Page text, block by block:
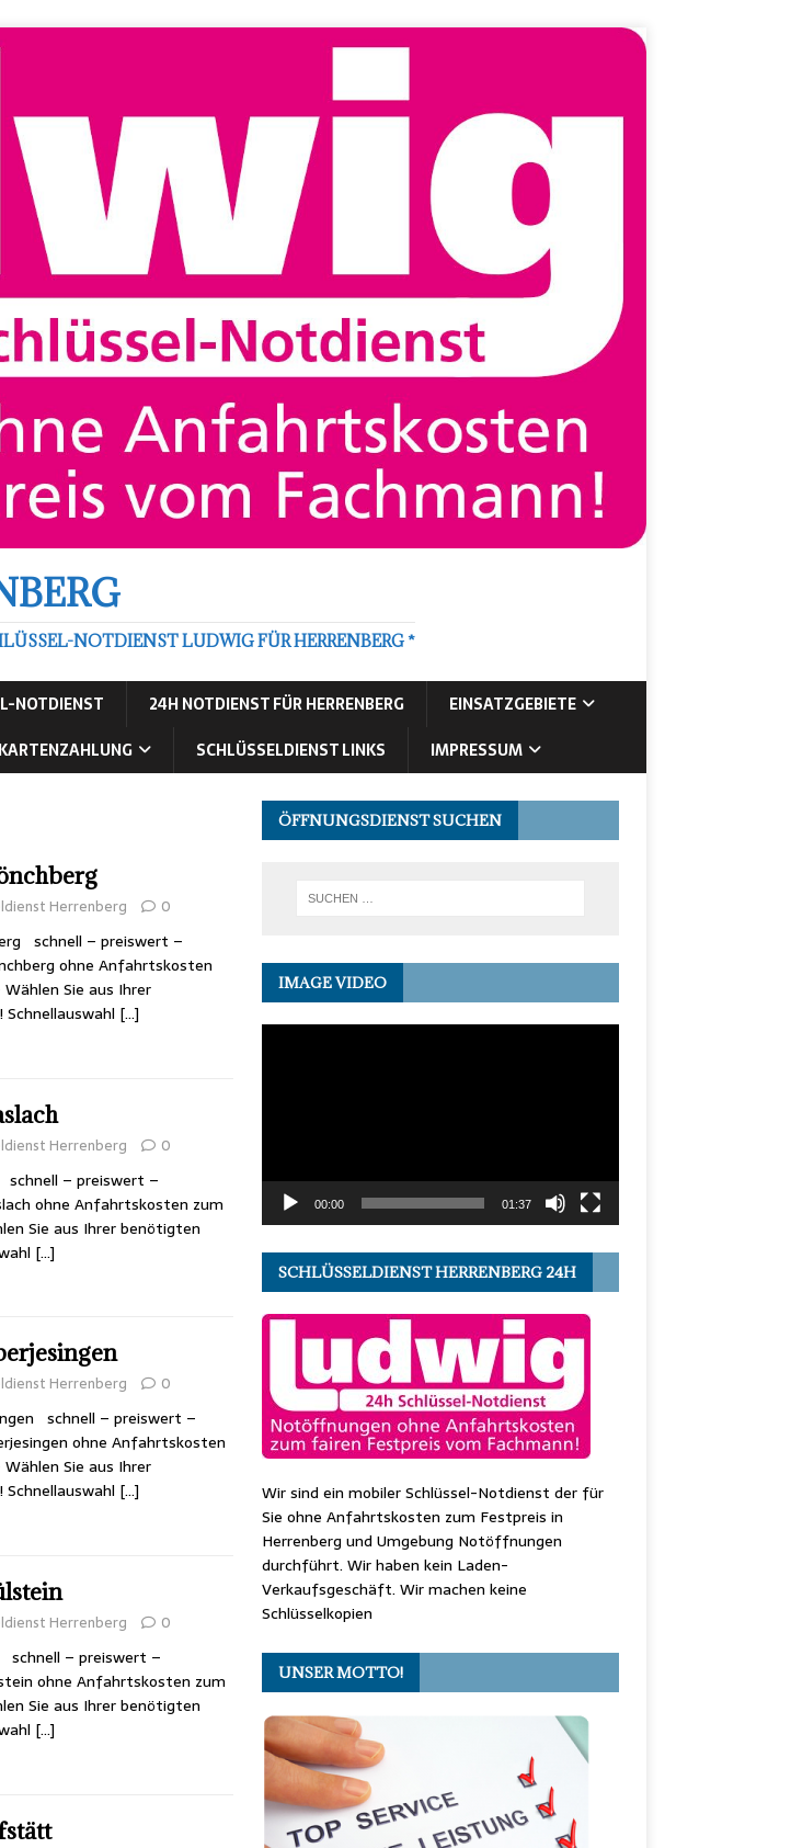
NOTDIENST LUDWIG FÜR HERRENBERG *
NOTDIENST 24H NOTDIENST FÜR HERRENBERG
EINSATZGEBIETE
KARTENZAHLUNG SCHLÜSSELDIENST LINKS IMPRESSUM
Herrenberg 0
schnell – preiswert –
ohne Anfahrtskosten
Sie aus Ihrer
[…]
Herrenberg 0
schnell – preiswert –
ohne Anfahrtskosten zum
Sie aus Ihrer benötigten
[…]
Herrenberg 0
schnell – preiswert –
ohne Anfahrtskosten
Sie aus Ihrer
[…]
Herrenberg 0
schnell – preiswert –
ohne Anfahrtskosten zum
Sie aus Ihrer benötigten
[…]
ÖFFNUNGSDIENST SUCHEN
IMAGE VIDEO
00:00 01:37
SCHLÜSSELDIENST HERRENBERG 24H
Wir sind ein mobiler Schlüssel-Notdienst der für
Sie ohne Anfahrtskosten zum Festpreis in
Herrenberg und Umgebung Notöffnungen
durchführt. Wir haben kein Laden-
Verkaufsgeschäft. Wir machen keine
Schlüsselkopien
UNSER MOTTO!